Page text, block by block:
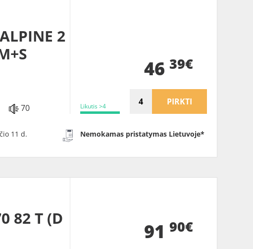
2
70 Likutis >4
46 39€
PIRKTI
11 d. Nemokamas pristatymas Lietuvoje*
82 T (D
91 90€